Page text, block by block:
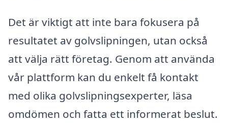
Det är viktigt att inte bara fokusera på
resultatet av golvslipningen, utan också
att välja rätt företag. Genom att använda
vår plattform kan du enkelt få kontakt
med olika golvslipningsexperter, läsa
omdömen och fatta ett informerat beslut.